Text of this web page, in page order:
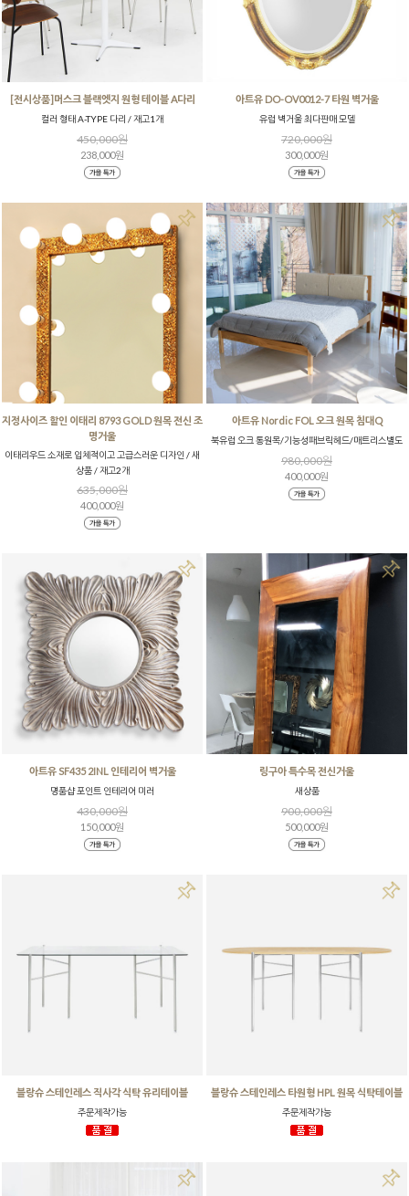
[전시상품]머스크 블랙엣지 원형 테이블 A다리
컬러 형태 A-TYPE 다리 / 재고1개
450,000원
238,000원
아트유 DO-OV0012-7 타원 벽거울
유럽 벽거울 최다판매 모델
720,000원
300,000원
지정사이즈 할인 이태리 8793 GOLD 원목 전신 조
명거울
이태리우드 소재로 입체적이고 고급스러운 디자인 / 새
상품 / 재고2개
635,000원
400,000원
아트유 Nordic FOL 오크 원목 침대Q
북유럽 오크 통원목/기능성패브릭헤드/매트리스별도
980,000원
400,000원
아트유 SF435 2INL 인테리어 벽거울
명품샵 포인트 인테리어 미러
430,000원
150,000원
링구아 특수목 전신거울
새상품
900,000원
500,000원
블랑슈 스테인레스 직사각 식탁 유리테이블
주문제작가능
블랑슈 스테인레스 타원형 HPL 원목 식탁테이블
주문제작가능